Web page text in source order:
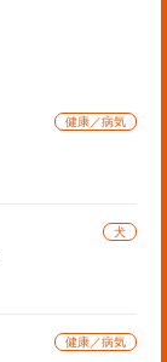
健康／病気
犬
健康／病気